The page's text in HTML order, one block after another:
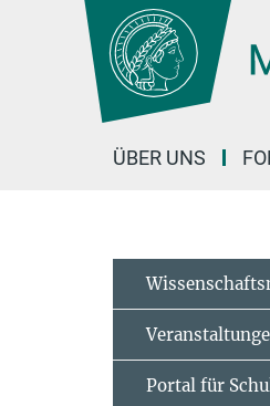
Hauptinhalt
ÜBER UNS
Portal für